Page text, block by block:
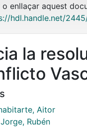
enllaçar aquest
hdl.handle.net/
la
Aitor
Rubén